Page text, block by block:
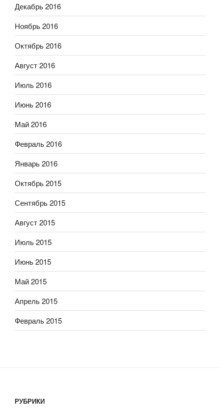
Декабрь 2016
Ноябрь 2016
Октябрь 2016
Август 2016
Июль 2016
Июнь 2016
Май 2016
Февраль 2016
Январь 2016
Октябрь 2015
Сентябрь 2015
Август 2015
Июль 2015
Июнь 2015
Май 2015
Апрель 2015
Февраль 2015
РУБРИКИ